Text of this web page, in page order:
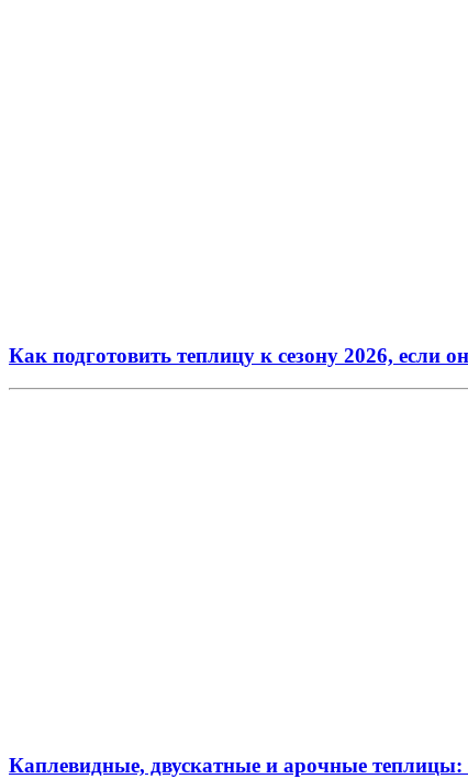
Как подготовить теплицу к сезону 2026, если
Каплевидные, двускатные и арочные